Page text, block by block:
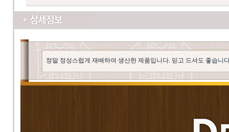
정말 정성스럽게 재배하여 생산한 제품입니다. 믿고 드셔도 좋습니